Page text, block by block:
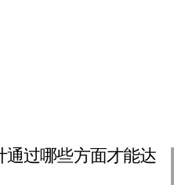
通过哪些方面才能达